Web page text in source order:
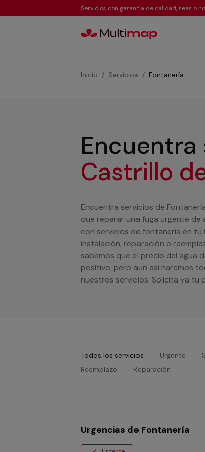
Servicios con garantía de calidad, seas o
Inicio Servicios Fontanería
Castrillo
Encuentra servicios de
que reparar una fuga urgente
con servicios de fontanería en
instalación, reparación o
sabemos que el precio del agua
positivo, pero aun así haremos
nuestros servicios. Solicita ya tu
Todos los servicios Urgente
Reemplazo
Reparación
Urgencias de Fontanería